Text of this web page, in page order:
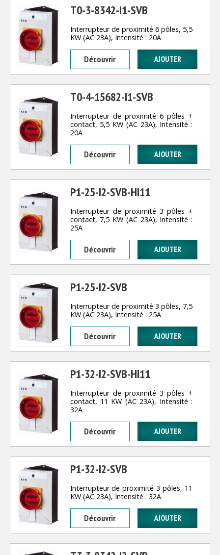
T0-3-8342-I1-SVB
Interrupteur de proximité 6 pôles, 5,5
KW (AC 23A), Intensité : 20A
Découvrir
T0-4-15682-I1-SVB
Interrupteur de proximité 6 pôles +
contact, 5,5 KW (AC 23A), Intensité :
20A
Découvrir
P1-25-I2-SVB-HI11
Interrupteur de proximité 3 pôles +
contact, 7,5 KW (AC 23A), Intensité :
25A
Découvrir
P1-25-I2-SVB
Interrupteur de proximité 3 pôles, 7,5
KW (AC 23A), Intensité : 25A
Découvrir
P1-32-I2-SVB-HI11
Interrupteur de proximité 3 pôles +
contact, 11 KW (AC 23A), Intensité :
32A
Découvrir
P1-32-I2-SVB
Interrupteur de proximité 3 pôles, 11
KW (AC 23A), Intensité : 32A
Découvrir